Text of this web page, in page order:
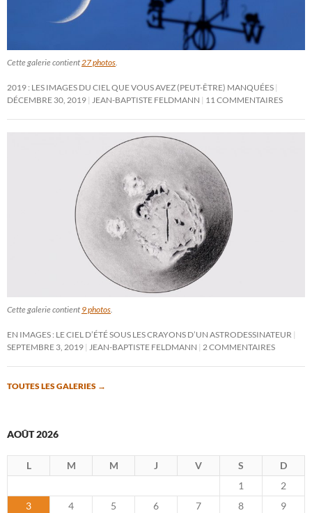
Cette galerie contient27 photos.
2019 : LES IMAGES DU CIEL QUE VOUS AVEZ (PEUT-ÊTRE) MANQUÉES
DÉCEMBRE 30, 2019 JEAN-BAPTISTE FELDMANN 11 COMMENTAIRES
Cette galerie contient 9 photos
EN IMAGES : LE CIEL D’ÉTÉ SOUS LES CRAYONS D’UN ASTRODESSINATEUR
SEPTEMBRE 3, 2019
JEAN-BAPTISTE FELDMANN 2 COMMENTAIRES
TOUTES LES GALERIES →
AOÛT 2026
L M M J V S
D
1
2
3
4 5 6 7 8
9